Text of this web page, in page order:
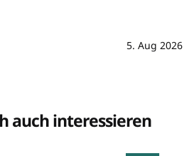
5. Aug 2026
auch interessieren